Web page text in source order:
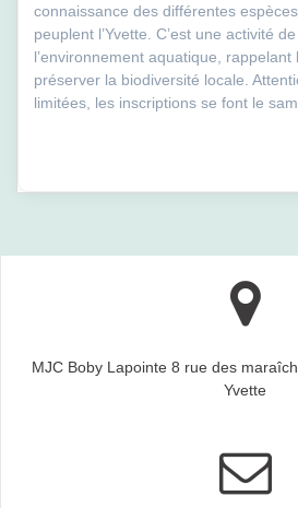
connaissance des différentes
peuplent l’Yvette. C’est une activité
l’environnement aquatique, rappelant
préserver la biodiversité locale.
limitées, les inscriptions se font le
MJC Boby Lapointe 8 rue des
Yvette